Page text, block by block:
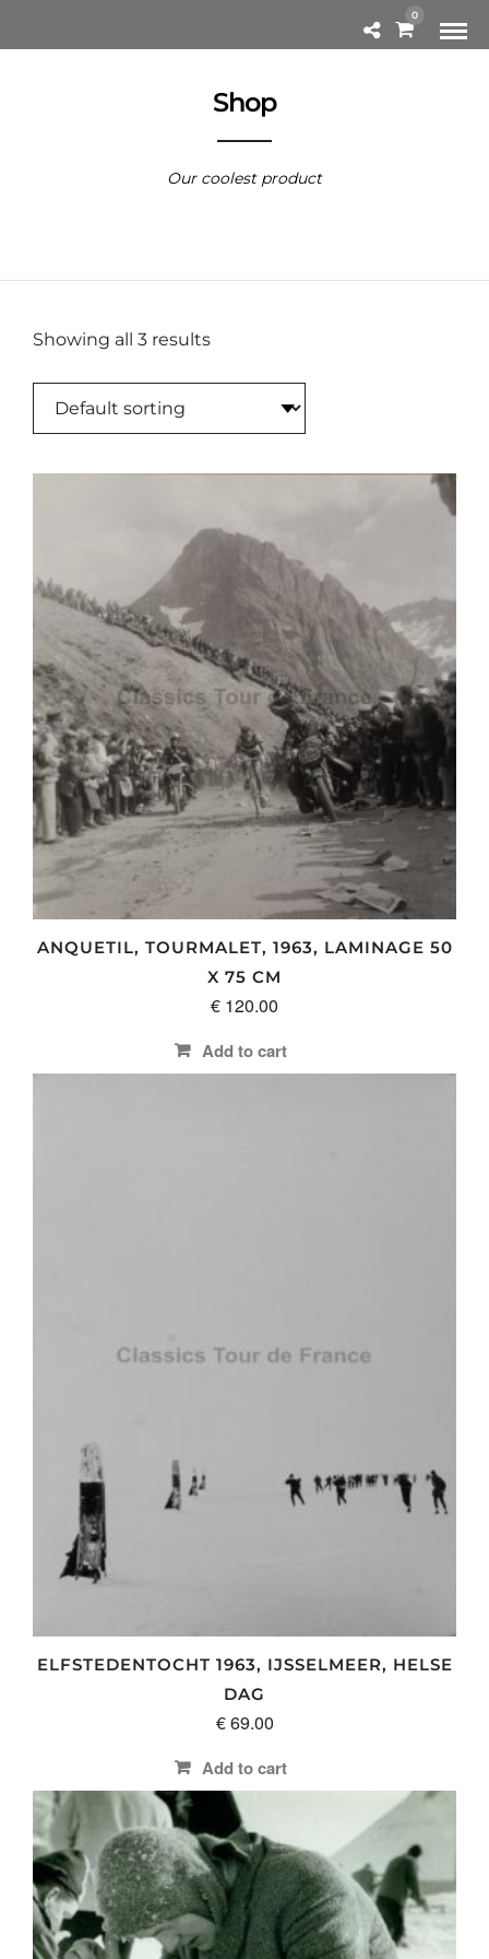
0
Shop
Our coolest product
Showing all 3 results
ANQUETIL, TOURMALET, 1963, LAMINAGE 50
X 75 CM
€ 120.00
Add to cart
ELFSTEDENTOCHT 1963, IJSSELMEER, HELSE
DAG
€69.00
Add to cart